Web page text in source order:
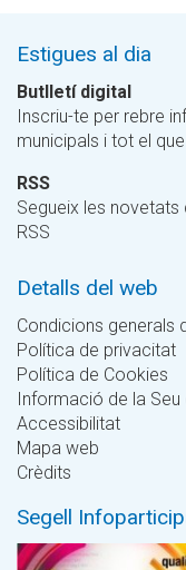
Estigues al dia
Butlletí digital
Inscriu-te per rebre
municipals i tot el
RSS
Segueix les
RSS
Detalls del web
Condicions generals
Política de privacitat
Política de Cookies
Informació de la
Accessibilitat
Mapa web
Crèdits
Segell